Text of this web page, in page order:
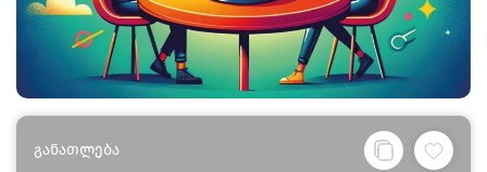
განათლება